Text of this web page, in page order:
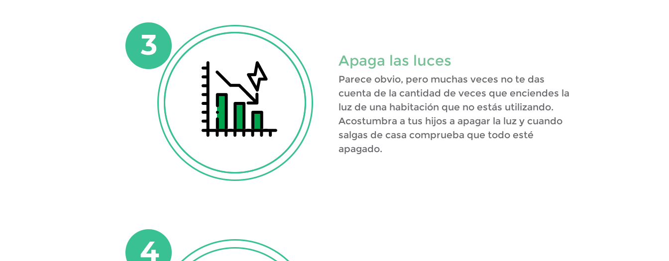
Apaga las luces
Parece obvio, pero muchas veces no te das
cuenta de la cantidad de veces que enciendes la
luz de una habitación que no estás utilizando.
Acostumbra a tus hijos a apagar la luz y cuando
salgas de casa comprueba que todo esté
apagado.